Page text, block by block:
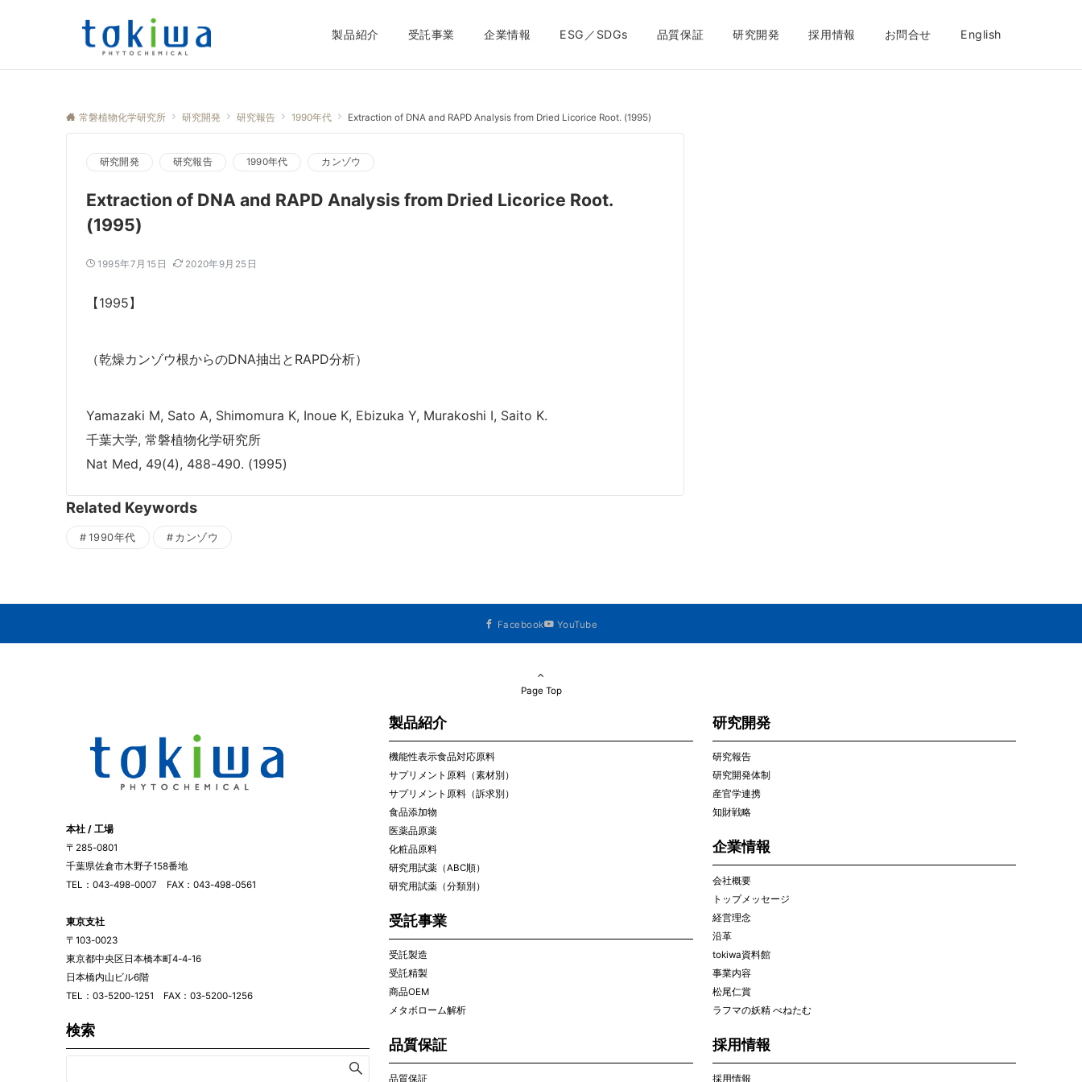
製品紹介 受託事業 企業情報 ESG／SDGs 品質保証 研究開発 採用情報 お問合せ English
常磐植物化学研究所 研究開発 研究報告 1990年代 Extraction of DNA and RAPD Analysis from Dried Licorice Root. (1995)
研究開発 研究報告 1990年代 カンゾウ
Extraction of DNA and RAPD Analysis from Dried Licorice Root.
(1995)
1995年7月15日 2020年9月25日
【1995】
（乾燥カンゾウ根からのDNA抽出とRAPD分析）
Yamazaki M, Sato A, Shimomura K, Inoue K, Ebizuka Y, Murakoshi I, Saito K.
千葉大学, 常磐植物化学研究所
Nat Med, 49(4), 488-490. (1995)
Related Keywords
1990年代 カンゾウ
Facebook YouTube
Page Top
本社 / 工場
〒285-0801
千葉県佐倉市木野子158番地
TEL：043-498-0007 FAX：043-498-0561
東京支社
〒103-0023
東京都中央区日本橋本町4-4-16
日本橋内山ビル6階
TEL：03-5200-1251 FAX：03-5200-1256
検索
製品紹介
機能性表示食品対応原料
サプリメント原料（素材別）
サプリメント原料（訴求別）
食品添加物
医薬品原薬
化粧品原料
研究用試薬（ABC順）
研究用試薬（分類別）
受託事業
受託製造
受託精製
商品OEM
メタボローム解析
品質保証
品質保証
研究開発
研究報告
研究開発体制
産官学連携
知財戦略
企業情報
会社概要
トップメッセージ
経営理念
沿革
tokiwa資料館
事業内容
松尾仁賞
ラフマの妖精 べねたむ
採用情報
採用情報